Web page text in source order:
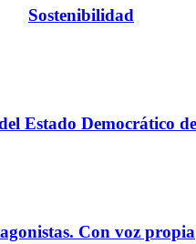
Sostenibilidad
Estado Democrático
Con voz propia